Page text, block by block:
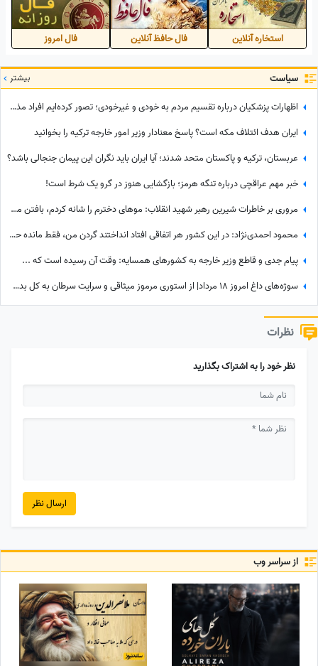
به نام اسرائیل را هم در دست
دارند
استخاره آنلاین فال حافظ آنلاین فال امروز
سیاست بیشتر
اظهارات پزشکیان درباره تقسیم مردم به خودی و غیرخودی؛ تصور کرده‌ایم افراد مذهبی «خودی» هستند و ...
ایران هدف ائتلاف مکه است؟ پاسخ معنادار وزیر امور خارجه ترکیه را بخوانید
عربستان، ترکیه و پاکستان متحد شدند؛ آیا ایران باید نگران این پیمان جنجالی باشد؟
خبر مهم عراقچی درباره تنگه هرمز؛ بازگشایی هنوز در گرو یک شرط است!
مروری بر خاطرات شیرین رهبر شهید انقلاب: موهای دخترم را شانه کردم، بافتن موی سر را خیلی خوب بلدم اما با یک دست نمی‌شود؛ رفقای پاسدار آمدند و.../ روایتی از پدرانگیِ دلنشین آقای شهید
محمود احمدی‌نژاد: در این کشور هر اتفاقی افتاد انداختند گردن من، فقط مانده حمله مغول!
پیام جدی و قاطع وزیر خارجه به کشورهای همسایه: وقت آن رسیده است که ...
سوژه‌های داغ امروز 18 مرداد| از استوری مرموز میثاقی و سرایت سرطان به کل بدن بایدن تا نشستن نکونام پشت هدایت تراکتور تبریزی‌ها
نظرات
نظر خود را به اشتراک بگذارید
ارسال نظر
از سراسر وب